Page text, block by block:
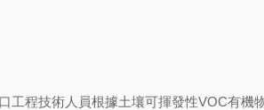
工程技術人員根據土壤可揮發性VOC有機